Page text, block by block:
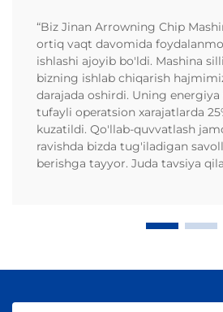
“Biz Jinan Arrowning Chip
ortiq vaqt davomida
ishlashi ajoyib bo'ldi. Mashina
bizning ishlab chiqarish
darajada oshirdi. Uning
tufayli operatsion xarajatlarda
kuzatildi. Qo'llab-quvvatlash
ravishda bizda tug'iladigan
berishga tayyor. Juda tavsiya